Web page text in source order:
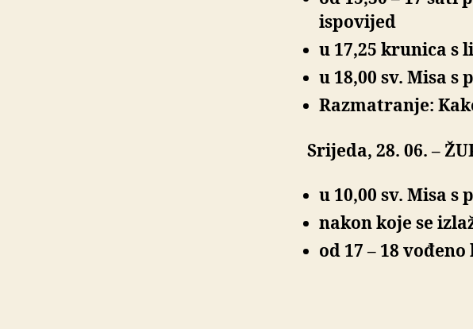
ispovijed
u 17,25 krunica s
u 18,00 sv. Misa
Razmatranje:
Srijeda, 28. 06. –
u 10,00 sv. Misa
nakon koje se
od 17 – 18